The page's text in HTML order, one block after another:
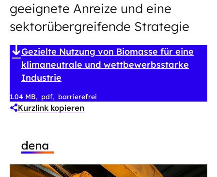
geeignete Anreize und eine
sektorübergreifende Strategie
Gezielte Nutzung von Biomasse für eine
klimaneutrale und wettbewerbsstarke
Industrie
1.04 MB pdf barrierefrei
Kurzlink kopieren